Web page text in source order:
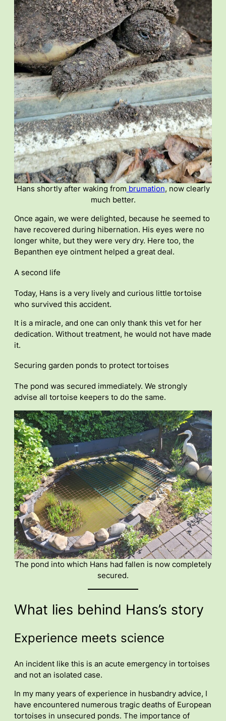
Hans shortly after waking from brumation, now clearly
much better.
Once again, we were delighted, because he seemed to
have recovered during hibernation. His eyes were no
longer white, but they were very dry. Here too, the
Bepanthen eye ointment helped a great deal.
A second life
Today, Hans is a very lively and curious little tortoise
who survived this accident.
It is a miracle, and one can only thank this vet for her
dedication. Without treatment, he would not have made
it.
Securing garden ponds to protect tortoises
The pond was secured immediately. We strongly
advise all tortoise keepers to do the same.
The pond into which Hans had fallen is now completely
secured.
What lies behind Hans’s story
Experience meets science
An incident like this is an acute emergency in tortoises
and not an isolated case.
In my many years of experience in husbandry advice, I
have encountered numerous tragic deaths of European
tortoises in unsecured ponds. The importance of